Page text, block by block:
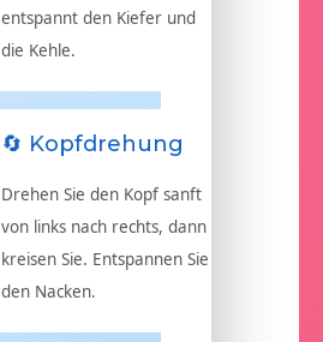
entspannt den Kiefer und
die Kehle.
🔄 Kopfdrehung
Drehen Sie den Kopf sanft
von links nach rechts, dann
kreisen Sie. Entspannen Sie
den Nacken.